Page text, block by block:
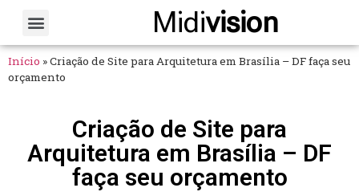
Midivision
Início »Criação de Site para Arquitetura em Brasília – DF faça seu
orçamento
Criação de Site para
Arquitetura em Brasília – DF
faça seu orçamento